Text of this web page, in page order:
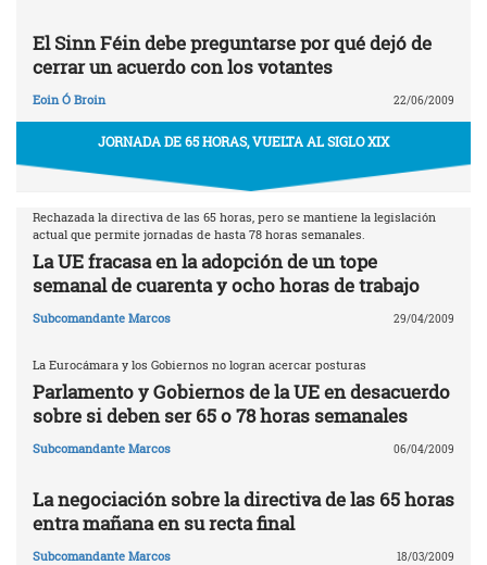
El Sinn Féin debe preguntarse por qué dejó de
cerrar un acuerdo con los votantes
Eoin Ó Broin 22/06/2009
JORNADA DE 65 HORAS, VUELTA AL SIGLO XIX
Rechazada la directiva de las 65 horas, pero se mantiene la legislación
actual que permite jornadas de hasta 78 horas semanales.
La UE fracasa en la adopción de un tope
semanal de cuarenta y ocho horas de trabajo
Subcomandante Marcos 29/04/2009
La Eurocámara y los Gobiernos no logran acercar posturas
Parlamento y Gobiernos de la UE en desacuerdo
sobre si deben ser 65 o 78 horas semanales
Subcomandante Marcos 06/04/2009
La negociación sobre la directiva de las 65 horas
entra mañana en su recta final
Subcomandante Marcos 18/03/2009